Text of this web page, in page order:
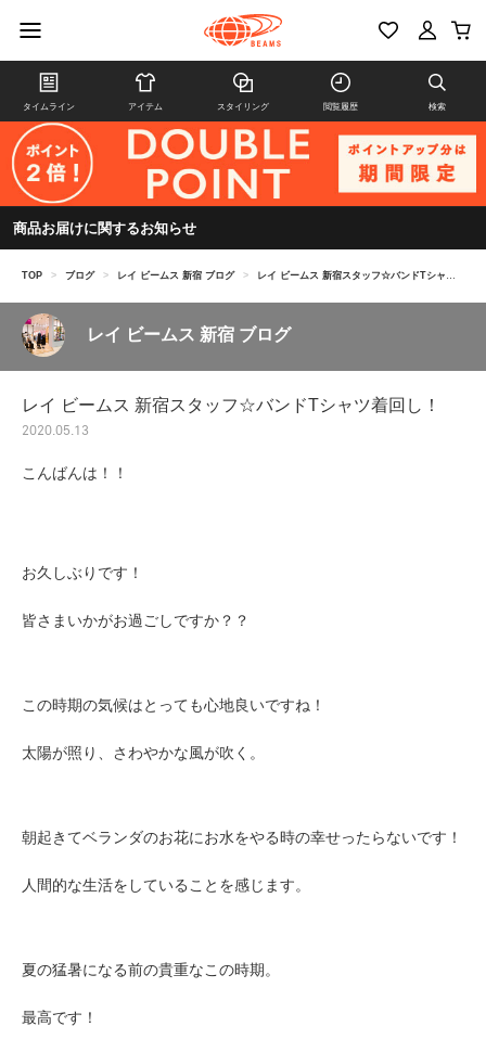
タイムライン アイテム スタイリング 閲覧履歴 検索
商品お届けに関するお知らせ
TOP > ブログ > レイ ビームス 新宿 ブログ > レイ ビームス 新宿スタッフ☆バンドTシャツ着回し！
レイ ビームス 新宿 ブログ
レイ ビームス 新宿スタッフ☆バンドTシャツ着回し！
2020.05.13
こんばんは！！
お久しぶりです！
皆さまいかがお過ごしですか？？
この時期の気候はとっても心地良いですね！
太陽が照り、さわやかな風が吹く。
朝起きてベランダのお花にお水をやる時の幸せったらないです！
人間的な生活をしていることを感じます。
夏の猛暑になる前の貴重なこの時期。
最高です！